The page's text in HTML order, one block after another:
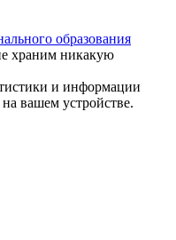
образования
храним никакую
и информации
на вашем устройстве.